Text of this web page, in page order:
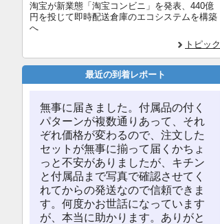
淘宝が新業態「淘宝コンビニ」を発表、440億
円を投じて即時配送倉庫のエコシステムを構築
へ
トピック
最近の到着レポート
無事に届きました。付属品の付く
パターンが複数通りあって、それ
ぞれ価格が変わるので、注文した
セットが無事に揃って届くかちょ
っと不安がありましたが、キチン
と付属品まで写真で確認させてく
れてからの発送なので信頼できま
す。何度かお世話になっています
が、本当に助かります。ありがと